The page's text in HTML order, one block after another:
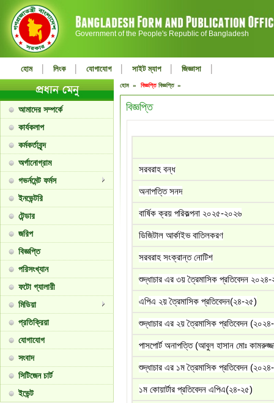
Government of the People's Republic of Bangladesh
হোম | লিংক | যোগাযোগ | সাইট ম্যাপ | জিজ্ঞাসা |
আমাদের সম্পর্কে
কার্যকলাপ
কর্মকর্তাবৃন্দ
অর্গানোগ্রাম
গভর্নমেন্ট ফর্মস
ইনভেন্টরি
টেন্ডার
জরিপ
বিজ্ঞপ্তি
পরিসংখ্যান
ফটো গ্যালারী
মিডিয়া
প্রতিক্রিয়া
যোগাযোগ
সংবাদ
সিটিজেন চার্ট
ইভেন্ট
হোম » বিজ্ঞপ্তি বিজ্ঞপ্তি »
বিজ্ঞপ্তি
সরবরাহ বন্ধ
অনাপত্তি সনদ
বার্ষিক ক্রয় পরিকল্পনা ২০২৫-২০২৬
ডিজিটাল আর্কাইভ বাতিলকরণ
সরবরাহ সংক্রান্ত নোটিশ
শুদ্ধাচার এর ৩য় ত্রৈমাসিক প্রতিবেদন
এপিএ ২য় ত্রৈমাসিক প্রতিবেদন(২৪-২৫)
শুদ্ধাচার এর ২য় ত্রৈমাসিক প্রতিবেদন
পাসপোর্ট অনাপত্তি (আবুল হাসান মোঃ
শুদ্ধাচার এর ১ম ত্রৈমাসিক প্রতিবেদন
১ম কোয়ার্টার প্রতিবেদন এপিএ(২৪-২৫)